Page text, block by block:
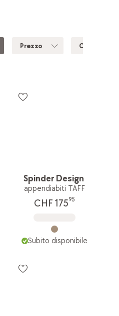
Prezzo Colore
Spinder Design
appendiabiti TAFF
CHF 17595
Subito disponibile